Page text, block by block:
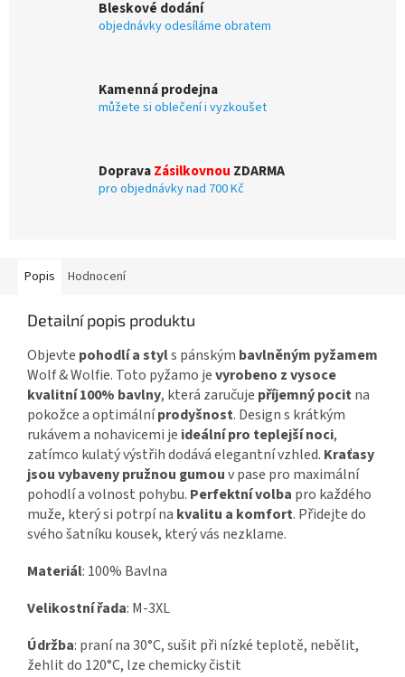
Bleskové dodání
objednávky odesíláme obratem
Kamenná prodejna
můžete si oblečení i vyzkoušet
DopravaZásilkovnou ZDARMA
pro objednávky nad 700 Kč
Popis Hodnocení
Detailní popis produktu
Objevte pohodlí a styls pánským bavlněným pyžamem
Wolf & Wolfie. Toto pyžamo jevyrobeno z vysoce
kvalitní 100% bavlny, která zaručuje příjemný pocitna
pokožce a optimálníprodyšnost. Design s krátkým
rukávem a nohavicemi je ideální pro teplejší noci,
zatímco kulatý výstřih dodává elegantní vzhled. Kraťasy
jsou vybaveny pružnou gumouv pase pro maximální
pohodlí a volnost pohybu. Perfektní volba pro každého
muže, který si potrpí na kvalitu a komfort. Přidejte do
svého šatníku kousek, který vás nezklame.
Materiál: 100% Bavlna
Velikostní řada: M-3XL
Údržba: praní na 30°C, sušit při nízké teplotě, nebělit,
žehlit do 120°C, lze chemicky čistit